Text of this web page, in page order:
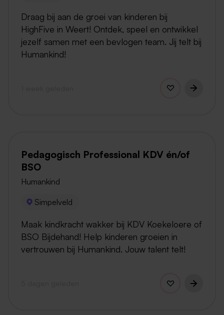
Draag bij aan de groei van kinderen bij
HighFive in Weert! Ontdek, speel en ontwikkel
jezelf samen met een bevlogen team. Jij telt bij
Humankind!
Pedagogisch Professional KDV én/of
BSO
Humankind
Simpelveld
Maak kindkracht wakker bij KDV Koekeloere of
BSO Bijdehand! Help kinderen groeien in
vertrouwen bij Humankind. Jouw talent telt!